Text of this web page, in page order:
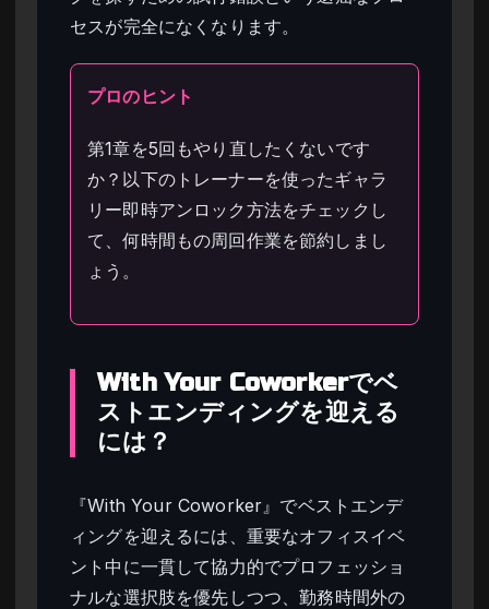
セスが完全になくなります。
プロのヒント
第1章を5回もやり直したくないです
か？以下のトレーナーを使ったギャラ
リー即時アンロック方法をチェックし
て、何時間もの周回作業を節約しまし
ょう。
With Your Coworkerでベ
ストエンディングを迎える
には？
『With Your Coworker』でベストエンデ
ィングを迎えるには、重要なオフィスイベ
ント中に一貫して協力的でプロフェッショ
ナルな選択肢を優先しつつ、勤務時間外の